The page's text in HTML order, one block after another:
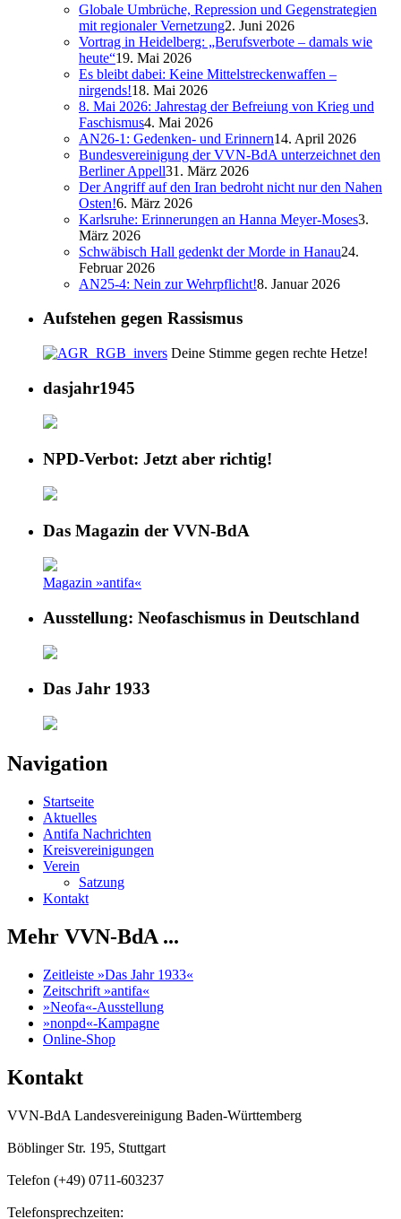
Globale Umbrüche, Repression und Gegenstrategien
mit regionaler Vernetzung2. Juni 2026
Vortrag in Heidelberg: „Berufsverbote – damals wie
heute“19. Mai 2026
Es bleibt dabei: Keine Mittelstreckenwaffen –
nirgends!18. Mai 2026
8. Mai 2026: Jahrestag der Befreiung von Krieg und
Faschismus4. Mai 2026
AN26-1: Gedenken- und Erinnern14. April 2026
Bundesvereinigung der VVN-BdA unterzeichnet den
Berliner Appell31. März 2026
Der Angriff auf den Iran bedroht nicht nur den Nahen
Osten!6. März 2026
Karlsruhe: Erinnerungen an Hanna Meyer-Moses3.
März 2026
Schwäbisch Hall gedenkt der Morde in Hanau24.
Februar 2026
AN25-4: Nein zur Wehrpflicht!8. Januar 2026
Aufstehen gegen Rassismus
Deine Stimme gegen rechte Hetze!
dasjahr1945
NPD-Verbot: Jetzt aber richtig!
Das Magazin der VVN-BdA
Magazin »antifa«
Ausstellung: Neofaschismus in Deutschland
Das Jahr 1933
Navigation
Startseite
Aktuelles
Antifa Nachrichten
Kreisvereinigungen
Verein
Satzung
Kontakt
Mehr VVN-BdA ...
Zeitleiste »Das Jahr 1933«
Zeitschrift »antifa«
»Neofa«-Ausstellung
»nonpd«-Kampagne
Online-Shop
Kontakt
VVN-BdA Landesvereinigung Baden-Württemberg
Böblinger Str. 195, Stuttgart
Telefon (+49) 0711-603237
Telefonsprechzeiten: